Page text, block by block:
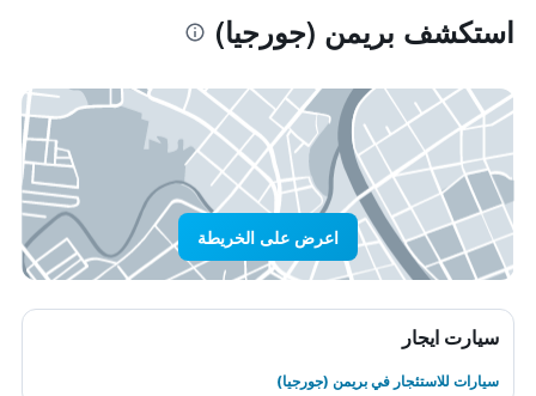
استكشف بريمن (جورجيا)
اعرض على الخريطة
سيارت ايجار
سيارات للاستئجار في بريمن (جورجيا)